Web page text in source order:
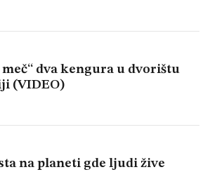
meč“ dva kengura u dvorištu
(VIDEO)
na planeti gde ljudi žive